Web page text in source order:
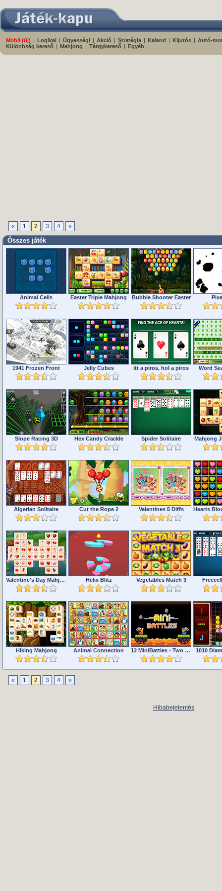
Mobil (új) | Logikai | Ügyességi | Akció | Stratégia | Kaland | Kijutós | Autó-
Különbség kereső | Mahjong | Tárgykereső | Egyéb
« 1 2 3 4 »
Összes játék
Animal Cells Easter Triple Mahjong Bubble Shooter Easter
1941 Frozen Front Jelly Cubes Itt a piros, hol a piros Word
Slope Racing 3D Hex Candy Crackle Spider Solitaire Mahjong
Algerian Solitaire Cut the Rope 2 Valentines 5 Diffs Hearts
Valentine's Day Mahjong Helix Blitz Vegetables Match 3
Hiking Mahjong Animal Connection 12 MiniBattles - Two Players 1010
« 1 2 3 4 »
Hibabejelentés